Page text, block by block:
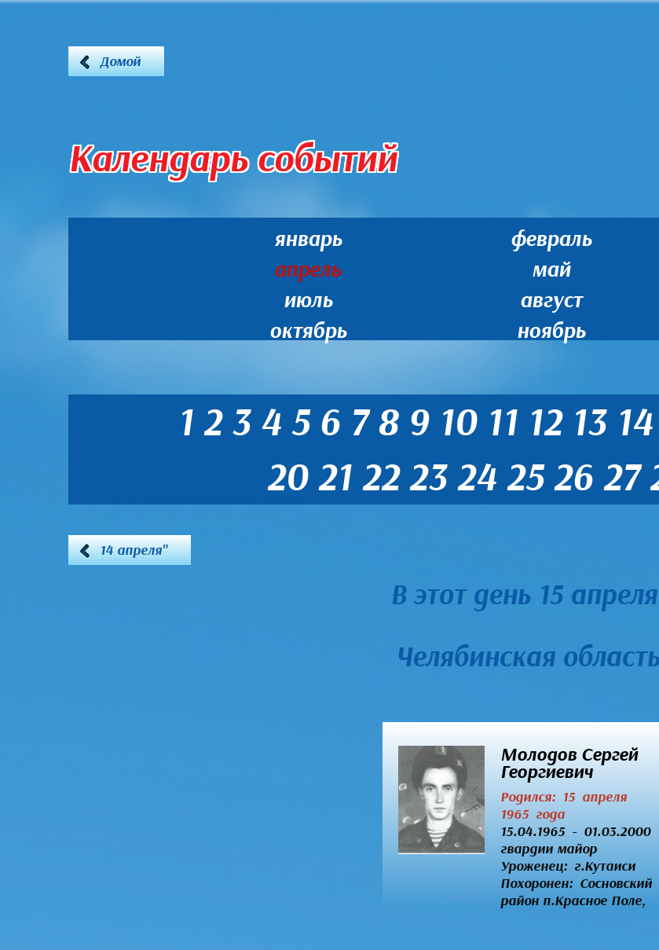
Домой
Календарь событий
январь февраль
апрель
май
июль
август
октябрь
ноябрь
1 2 3 4 5 6 7 8 9 10 11 12 13 14
20 21 22 23 24 25 26 27
14 апреля"
В этот день 15
Челябинская
Молодов Сергей
Георгиевич
Родился: 15 апреля
1965 года
15.04.1965 - 01.03.2000
гвардии майор
Уроженец: г.Кутаиси
Похоронен: Сосновский
район п.Красное Поле,